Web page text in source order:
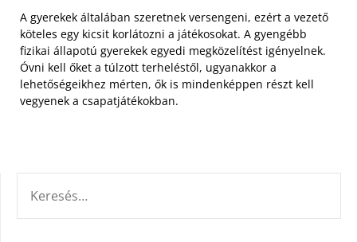
A gyerekek általában szeretnek versengeni, ezért a vezető
köteles egy kicsit korlátozni a játékosokat. A gyengébb
fizikai állapotú gyerekek egyedi megközelítést igényelnek.
Óvni kell őket a túlzott terheléstől, ugyanakkor a
lehetőségeikhez mérten, ők is mindenképpen részt kell
vegyenek a csapatjátékokban.